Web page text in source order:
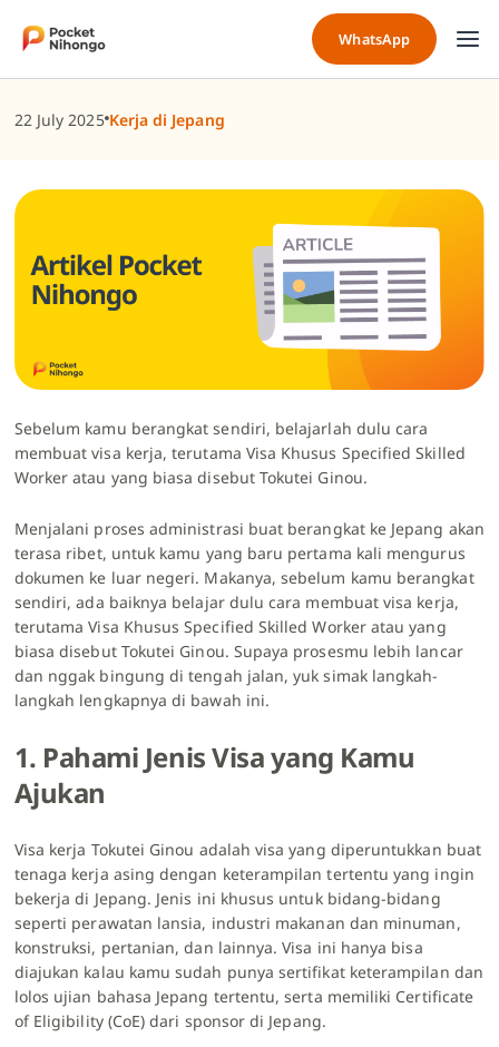
content
WhatsApp
22 July 2025 Kerja di Jepang
Sebelum kamu berangkat sendiri, belajarlah dulu cara
membuat visa kerja, terutama Visa Khusus Specified Skilled
Worker atau yang biasa disebut Tokutei Ginou.
Menjalani proses administrasi buat berangkat ke Jepang akan
terasa ribet, untuk kamu yang baru pertama kali mengurus
dokumen ke luar negeri. Makanya, sebelum kamu berangkat
sendiri, ada baiknya belajar dulu cara membuat visa kerja,
terutama Visa Khusus Specified Skilled Worker atau yang
biasa disebut Tokutei Ginou. Supaya prosesmu lebih lancar
dan nggak bingung di tengah jalan, yuk simak langkah-
langkah lengkapnya di bawah ini.
1. Pahami Jenis Visa yang Kamu
Ajukan
Visa kerja Tokutei Ginou adalah visa yang diperuntukkan buat
tenaga kerja asing dengan keterampilan tertentu yang ingin
bekerja di Jepang. Jenis ini khusus untuk bidang-bidang
seperti perawatan lansia, industri makanan dan minuman,
konstruksi, pertanian, dan lainnya. Visa ini hanya bisa
diajukan kalau kamu sudah punya sertifikat keterampilan dan
lolos ujian bahasa Jepang tertentu, serta memiliki Certificate
of Eligibility (CoE) dari sponsor di Jepang.